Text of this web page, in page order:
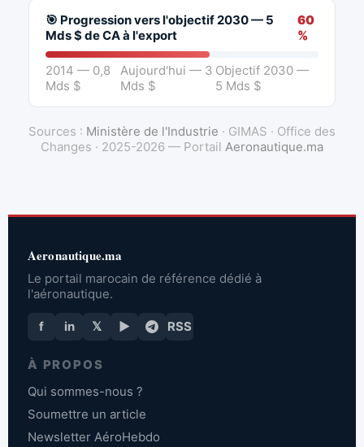
🎯 Progression vers l'objectif 2030 — 5
Mds $ de CA à l'export
60
%
2014 — 0,8
Mds $
Aujourd'hui — 3
Mds $
Objectif 2030 —
5 Mds $
Sources : Ministère de l'Industrie · GIMAS · Office des
Changes · 2025-2026 — Portail Aeronautique.ma
Aeronautique.ma
Le portail marocain de référence dédié à
l'aéronautique.
f in 𝕏 ▶ RSS
À PROPOS
Qui sommes-nous ?
Soumettre un article
Newsletter AéroHebdo